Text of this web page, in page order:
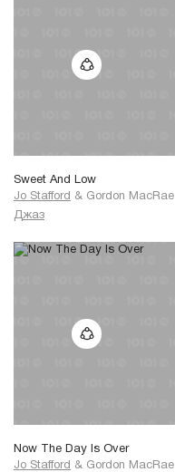
Sweet And Low
Jo Stafford & Gordon MacRae
Джаз
Now The Day Is Over
Jo Stafford & Gordon MacRae